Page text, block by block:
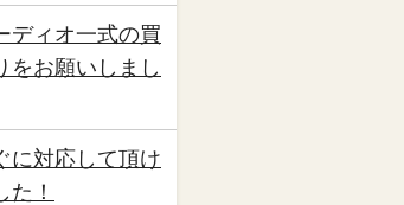
ディオ一式の買
をお願いしまし
に対応して頂け
た！